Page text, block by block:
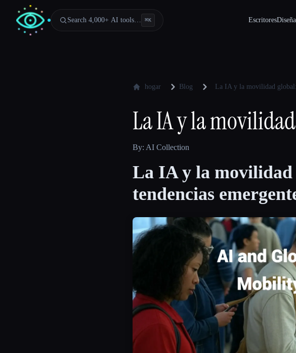
Search 4,000+ AI tools… ⌘K Escritores
hogar Blog La IA y la movilidad
La IA y la
By: AI Collection
La IA y la movilidad
tendencias